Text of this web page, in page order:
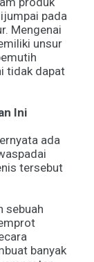
pada
Mengenai
unsur
tidak dapat
Ini
ada
tersebut
sebuah
banyak